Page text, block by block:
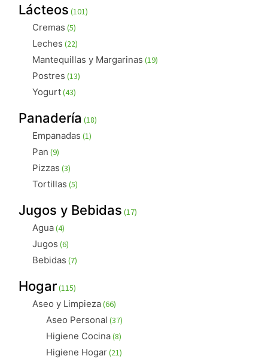
Lácteos 101101
productos
Cremas 55
productos
Leches 2222
productos
Mantequillas y Margarinas 1919
Postres 1313
Yogurt 4343
Panadería 1818
productos
Empanadas 11
Pan 99
productos
Pizzas 33
productos
Tortillas 55
Jugos y Bebidas 1717
productos
Agua 44
productos
Jugos 66
productos
Bebidas 77
Hogar 115115
productos
Aseo y Limpieza 6666
productos
Aseo Personal 3737
productos
Higiene Cocina 88
productos
Higiene Hogar 2121